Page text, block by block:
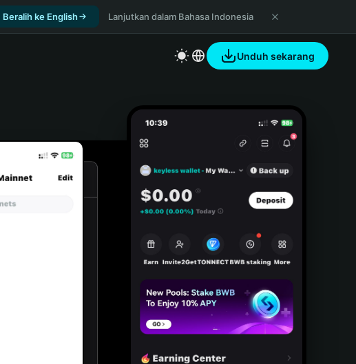
Beralih ke English Lanjutkan dalam Bahasa Indonesia
Unduh sekarang